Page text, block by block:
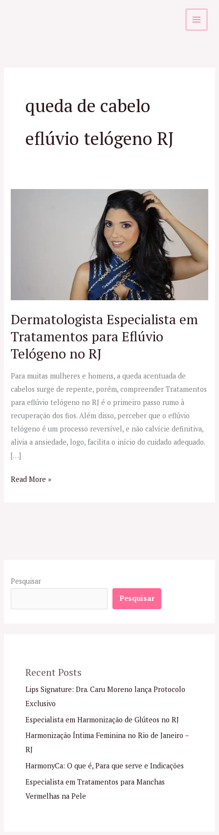
queda de cabelo
eflúvio telógeno RJ
Dermatologista Especialista em
Tratamentos para Eflúvio
Telógeno no RJ
Para muitas mulheres e homens, a queda acentuada de
cabelos surge de repente, porém, compreender Tratamentos
para eflúvio telógeno no RJ é o primeiro passo rumo à
recuperação dos fios. Além disso, perceber que o eflúvio
telógeno é um processo reversível, e não calvície definitiva,
alivia a ansiedade, logo, facilita o início do cuidado adequado.
[…]
RJ
Read More »
Pesquisar
Pesquisar
Recent Posts
Lips Signature: Dra. Caru Moreno lança Protocolo
Exclusivo
Especialista em Harmonização de Glúteos no RJ
Harmonização Íntima Feminina no Rio de Janeiro –
RJ
HarmonyCa: O que é, Para que serve e Indicações
Especialista em Tratamentos para Manchas
Vermelhas na Pele